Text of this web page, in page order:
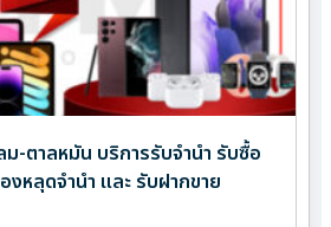
-ตาลหมัน บริการรับจำนำ รับซื้อ
หลุดจำนำ และ รับฝากขาย